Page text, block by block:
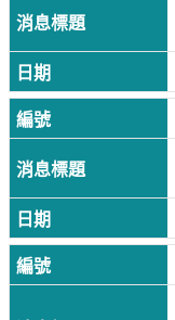
專
中
油
頁
網
站
導